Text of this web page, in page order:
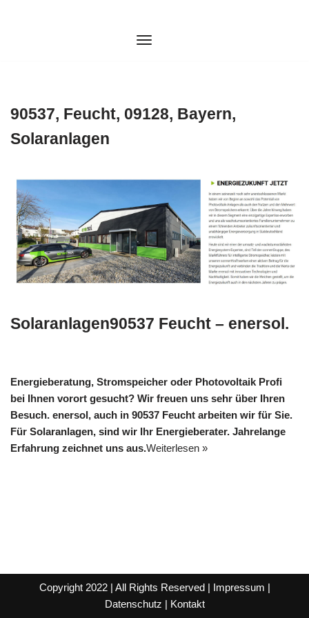
90537, Feucht, 09128, Bayern,
Solaranlagen
Solaranlagen90537 Feucht – enersol.
Energieberatung, Stromspeicher oder Photovoltaik Profi
bei Ihnen vorort gesucht? Wir freuen uns sehr über Ihren
Besuch. enersol, auch in 90537 Feucht arbeiten wir für Sie.
Für Solaranlagen, sind wir Ihr Energieberater. Jahrelange
Erfahrung zeichnet uns aus.Weiterlesen »
Copyright 2022 | All Rights Reserved | Impressum |
Datenschutz | Kontakt